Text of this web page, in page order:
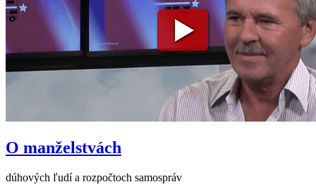
O manželstvách
dúhových ľudí a rozpočtoch samospráv